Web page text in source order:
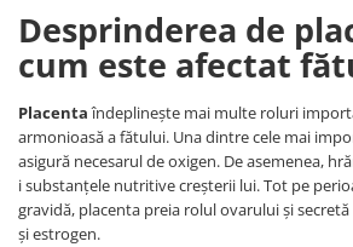
Desprinderea de
cum este afectat
Placentaîndeplinește mai multe roluri
armonioasă a fătului. Una dintre cele mai
asigură necesarul de oxigen. De asemenea,
i substanțele nutritive creșterii lui. Tot pe
gravidă, placenta preia rolul ovarului și
și estrogen.